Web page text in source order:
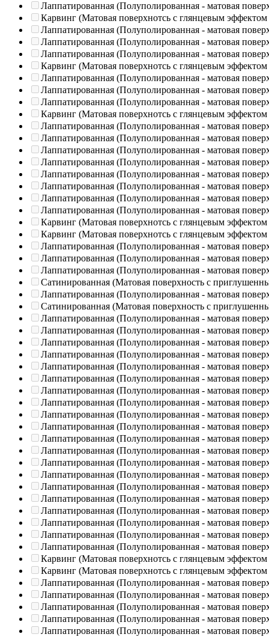
Лаппатированная (Полуполированная - матовая
Карвинг (Матовая поверхнотсь с глянцевым эффектом
Лаппатированная (Полуполированная - матовая
Лаппатированная (Полуполированная - матовая
Лаппатированная (Полуполированная - матовая
Карвинг (Матовая поверхнотсь с глянцевым эффектом
Лаппатированная (Полуполированная - матовая
Лаппатированная (Полуполированная - матовая
Лаппатированная (Полуполированная - матовая
Карвинг (Матовая поверхнотсь с глянцевым эффектом
Лаппатированная (Полуполированная - матовая
Лаппатированная (Полуполированная - матовая
Лаппатированная (Полуполированная - матовая
Лаппатированная (Полуполированная - матовая
Лаппатированная (Полуполированная - матовая
Лаппатированная (Полуполированная - матовая
Лаппатированная (Полуполированная - матовая
Лаппатированная (Полуполированная - матовая
Карвинг (Матовая поверхнотсь с глянцевым эффектом
Карвинг (Матовая поверхнотсь с глянцевым эффектом
Лаппатированная (Полуполированная - матовая
Лаппатированная (Полуполированная - матовая
Лаппатированная (Полуполированная - матовая
Сатинированная (Матовая поверхность с
Лаппатированная (Полуполированная - матовая
Сатинированная (Матовая поверхность с
Лаппатированная (Полуполированная - матовая
Лаппатированная (Полуполированная - матовая
Лаппатированная (Полуполированная - матовая
Лаппатированная (Полуполированная - матовая
Лаппатированная (Полуполированная - матовая
Лаппатированная (Полуполированная - матовая
Лаппатированная (Полуполированная - матовая
Лаппатированная (Полуполированная - матовая
Лаппатированная (Полуполированная - матовая
Лаппатированная (Полуполированная - матовая
Лаппатированная (Полуполированная - матовая
Лаппатированная (Полуполированная - матовая
Лаппатированная (Полуполированная - матовая
Лаппатированная (Полуполированная - матовая
Лаппатированная (Полуполированная - матовая
Лаппатированная (Полуполированная - матовая
Лаппатированная (Полуполированная - матовая
Лаппатированная (Полуполированная - матовая
Лаппатированная (Полуполированная - матовая
Лаппатированная (Полуполированная - матовая
Карвинг (Матовая поверхнотсь с глянцевым эффектом
Карвинг (Матовая поверхнотсь с глянцевым эффектом
Лаппатированная (Полуполированная - матовая
Лаппатированная (Полуполированная - матовая
Лаппатированная (Полуполированная - матовая
Лаппатированная (Полуполированная - матовая
Лаппатированная (Полуполированная - матовая